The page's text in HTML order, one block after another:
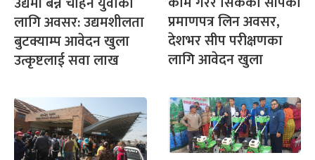
लागि अवसर: उद्यमशीलता
बुटक्याम्प आवेदन खुला
उत्कृष्टलाई सवा लाख
प्रमाणपत्र लिन अवसर,
देशभर सीप परीक्षणका
लागि आवेदन खुला